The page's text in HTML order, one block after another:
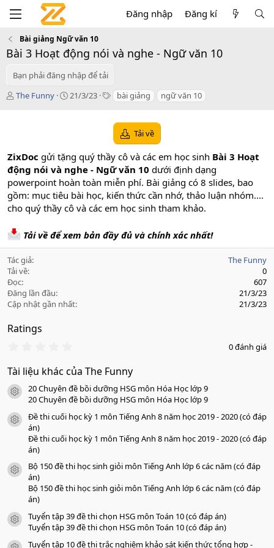
Đăng nhập Đăng kí
Bài giảng Ngữ văn 10
Bài 3 Hoạt động nói và nghe - Ngữ văn 10
Bạn phải đăng nhập để tải
T
The Funny
C
o
n
d
a
t
21/3/23
T
s
bài giảng ngữ văn 10
Tải về
ZixDoc gửi tặng quý thầy cô và các em học sinh Bài 3 Hoạt
động nói và nghe - Ngữ văn 10 dưới định dạng
powerpoint hoàn toàn miễn phí. Bài giảng có 8 slides, bao
gồm: mục tiêu bài học, kiến thức cần nhớ, thảo luận nhóm....
cho quý thầy cô và các em học sinh tham khảo.
Tải về để xem bản đầy đủ và chính xác nhất!
Tác giả
The Funny
Tải về
0
Đọc
607
Đăng lần đầu
21/3/23
Cập nhật gần nhất
21/3/23
Ratings
0
0
s
a
o
0 đánh giá
Tài liệu khác của The Funny
icon tài liệu
20 Chuyên đề bồi dưỡng HSG môn Hóa Học lớp 9
20 Chuyên đề bồi dưỡng HSG môn Hóa Học lớp 9
icon tài liệu
Đề thi cuối học kỳ 1 môn Tiếng Anh 8 năm học 2019 - 2020 (có đáp
án)
Đề thi cuối học kỳ 1 môn Tiếng Anh 8 năm học 2019 - 2020 (có đáp
án)
icon tài liệu
Bộ 150 đề thi học sinh giỏi môn Tiếng Anh lớp 6 các năm (có đáp
án)
Bộ 150 đề thi học sinh giỏi môn Tiếng Anh lớp 6 các năm (có đáp
án)
icon tài liệu
Tuyển tập 39 đề thi chọn HSG môn Toán 10 (có đáp án)
Tuyển tập 39 đề thi chọn HSG môn Toán 10 (có đáp án)
Tuyển tập 10 đề thi trắc nghiệm khảo sát kiến thức tổng hợp -